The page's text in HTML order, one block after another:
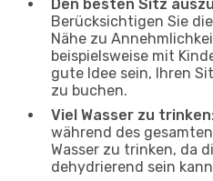
Den besten Sitz
Berücksichtigen Sie
Nähe zu
beispielsweise mit
gute Idee sein, Ihren
zu buchen.
Viel Wasser zu trinken
während des
Wasser zu trinken, da
dehydrierend sein